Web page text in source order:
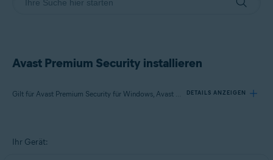
Avast Premium Security installieren
Gilt für Avast Premium Security für Windows, Avast Premium Security für Mac DETAILS ANZEIGEN
Produkte:
Ihr Gerät: